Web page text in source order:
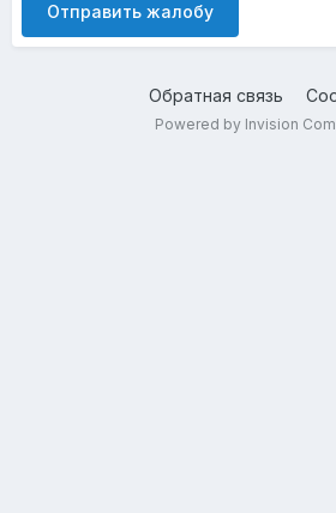
Отправить жалобу
Обратная связь
Powered by Invision